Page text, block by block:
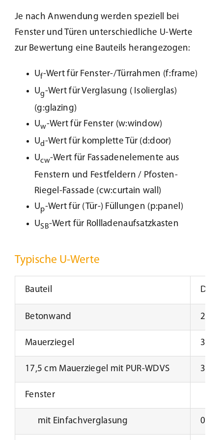
Konfigurator
Unternehmen
Nachhaltigkeit
Kundenservice
Infobereich
Lesezeichen
Je nach Anwendung werden speziell bei
Fenster und Türen unterschiedliche U-Werte
zur Bewertung eine Bauteils herangezogen:
Uf-Wert für Fenster-/Türrahmen (f:frame)
Ug-Wert für Verglasung ( Isolierglas)
(g:glazing)
Uw-Wert für Fenster (w:window)
Ud-Wert für komplette Tür (d:door)
Ucw-Wert für Fassadenelemente aus
Fenstern und Festfeldern / Pfosten-
Riegel-Fassade (cw:curtain wall)
Up-Wert für (Tür-) Füllungen (p:panel)
USB-Wert für Rollladenaufsatzkasten
Typische U-Werte
Bauteil
Betonwand 25,0
Mauerziegel 36,5
17,5 cm Mauerziegel mit PUR-WDVS 30,0
Fenster
mit Einfachverglasung 0,4